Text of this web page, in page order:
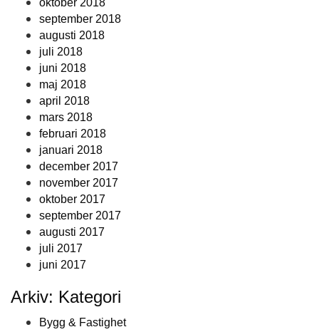
oktober 2018
september 2018
augusti 2018
juli 2018
juni 2018
maj 2018
april 2018
mars 2018
februari 2018
januari 2018
december 2017
november 2017
oktober 2017
september 2017
augusti 2017
juli 2017
juni 2017
Arkiv: Kategori
Bygg & Fastighet